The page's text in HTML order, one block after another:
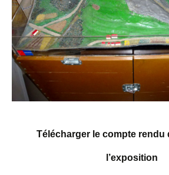
Télécharger le compte rendu
l’exposition